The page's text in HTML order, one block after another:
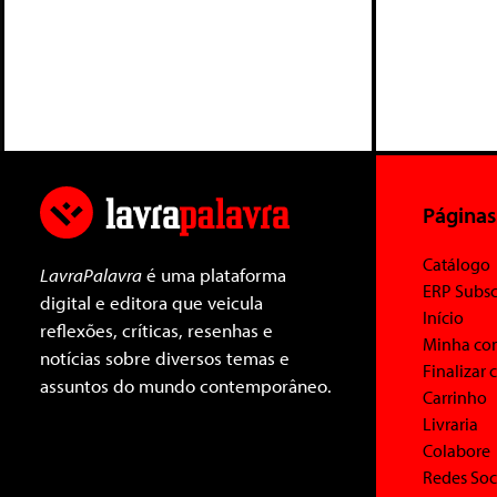
LavraPalavraé uma plataforma
digital e editora que veicula
reflexões, críticas, resenhas e
notícias sobre diversos temas e
assuntos do mundo contemporâneo.
Páginas
Catálogo
ERP
Início
Minha
Finalizar
Carrinho
Livraria
Colabore
Redes